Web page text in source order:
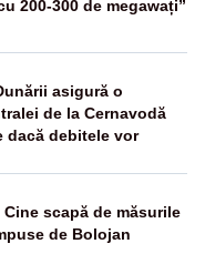
200-300 de megawați”
asigură o
de la Cernavodă
dacă debitele vor
scapă de măsurile
de Bolojan